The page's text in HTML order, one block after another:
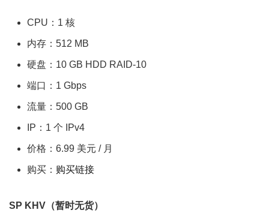
CPU：1 核
内存：512 MB
硬盘：10 GB HDD RAID-10
端口：1 Gbps
流量：500 GB
IP：1 个 IPv4
价格：6.99 美元 / 月
购买： 购买链接
SP KHV（暂时无货）